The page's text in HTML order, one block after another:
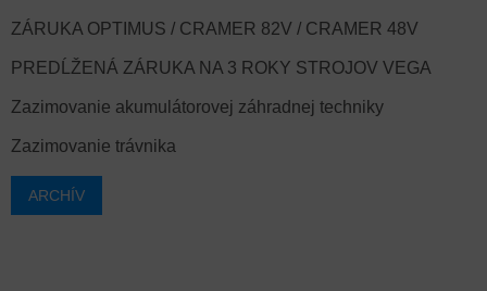
ZÁRUKA OPTIMUS / CRAMER 82V / CRAMER 48V
PREDĹŽENÁ ZÁRUKA NA 3 ROKY STROJOV VEGA
Zazimovanie akumulátorovej záhradnej techniky
Zazimovanie trávnika
ARCHÍV